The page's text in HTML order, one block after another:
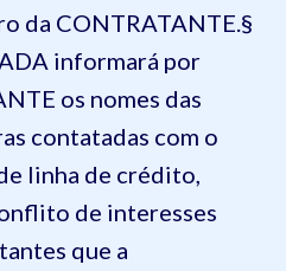
da CONTRATANTE.§
informará por
os nomes das
contatadas com o
linha de crédito,
de interesses
que a